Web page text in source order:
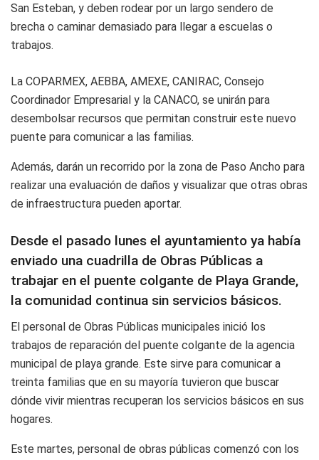
San Esteban, y deben rodear por un largo sendero de
brecha o caminar demasiado para llegar a escuelas o
trabajos.
La COPARMEX, AEBBA, AMEXE, CANIRAC, Consejo
Coordinador Empresarial y la CANACO, se unirán para
desembolsar recursos que permitan construir este nuevo
puente para comunicar a las familias.
Además, darán un recorrido por la zona de Paso Ancho para
realizar una evaluación de daños y visualizar que otras obras
de infraestructura pueden aportar.
Desde el pasado lunes el ayuntamiento ya había
enviado una cuadrilla de Obras Públicas a
trabajar en el puente colgante de Playa Grande,
la comunidad continua sin servicios básicos.
El personal de Obras Públicas municipales inició los
trabajos de reparación del puente colgante de la agencia
municipal de playa grande. Este sirve para comunicar a
treinta familias que en su mayoría tuvieron que buscar
dónde vivir mientras recuperan los servicios básicos en sus
hogares.
Este martes, personal de obras públicas comenzó con los